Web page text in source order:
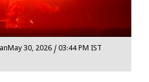
May 30, 2026 / 03:44 PM IST